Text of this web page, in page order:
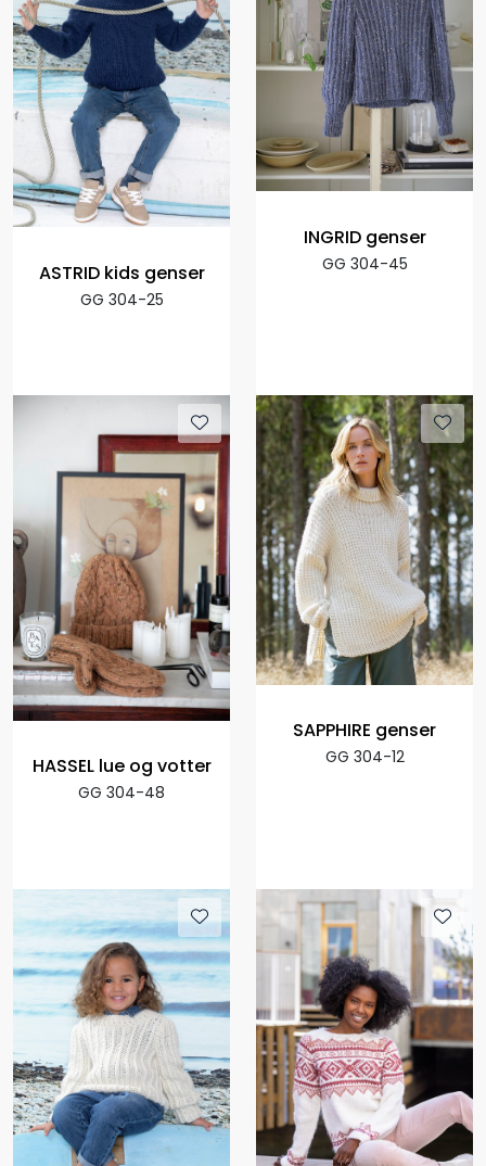
ASTRID kids genser
GG 304-25
INGRID genser
GG 304-45
HASSEL lue og votter
GG 304-48
SAPPHIRE genser
GG 304-12